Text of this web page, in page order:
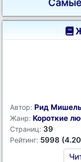
Автор: Рид Мишель
Жанр: Короткие
Страниц: 39
Рейтинг: 5998